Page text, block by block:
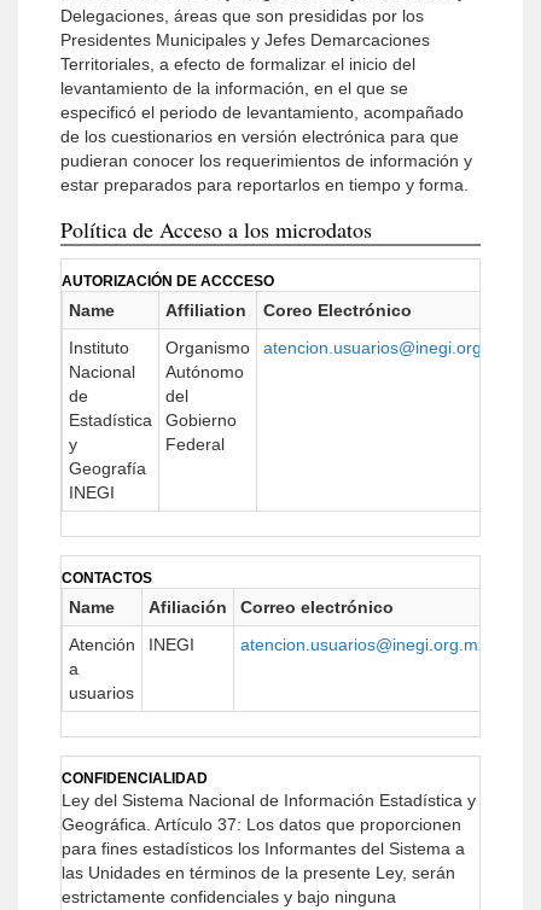
Delegaciones, áreas que son presididas por los
Presidentes Municipales y Jefes Demarcaciones
Territoriales, a efecto de formalizar el inicio del
levantamiento de la información, en el que se
especificó el periodo de levantamiento, acompañado
de los cuestionarios en versión electrónica para que
pudieran conocer los requerimientos de información y
estar preparados para reportarlos en tiempo y forma.
Política de Acceso a los microdatos
AUTORIZACIÓN DE ACCCESO
Name Affiliation Coreo Electrónico
Instituto
Nacional
de
Estadística
y
Geografía
INEGI
Organismo
Autónomo
del
Gobierno
Federal
atencion.usuarios@inegi.org.mx
CONTACTOS
Name Afiliación Correo electrónico
Atención
a
usuarios
INEGI atencion.usuarios@inegi.org.mx
CONFIDENCIALIDAD
Ley del Sistema Nacional de Información Estadística y
Geográfica. Artículo 37: Los datos que proporcionen
para fines estadísticos los Informantes del Sistema a
las Unidades en términos de la presente Ley, serán
estrictamente confidenciales y bajo ninguna